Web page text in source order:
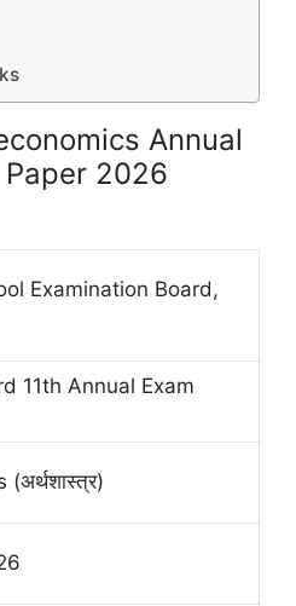
Annual
2026
Examination Board,
11th Annual Exam